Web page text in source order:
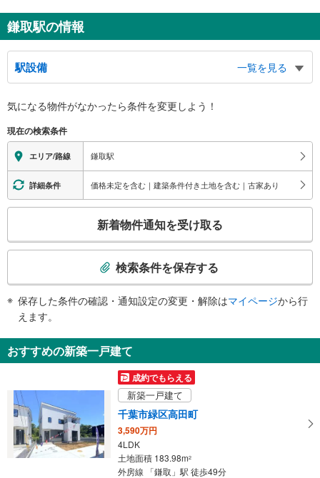
鎌取駅の情報
駅設備
一覧を見る
※段差なしでの移動経路
地上⇔改札⇔ホーム：○
エレベータ
・ホーム⇔改札
・改札⇔北口
・改札⇔南口
エスカレータ
トイレ
その他
・点字運賃表
気になる物件がなかったら条件を変更しよう！
現在の検索条件
エリア/路線 鎌取駅
詳細条件 価格未定を含む｜建築条件付き土地を含む｜古家あり
検
知
を
け
取
る
・
条
新着物件通知を受け取る
検索条件を保存する
保存した条件の確認・通知設定の変更・解除はマイページから行
えます。
おすすめの新築一戸建て
成約でもらえる
新築一戸建て
千葉市緑区高田町
3,590万円
4LDK
土地面積 183.98m2
外房線 「鎌取」駅 徒歩49分